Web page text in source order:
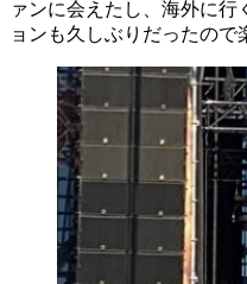
ァンに会えたし、海外に
ョンも久しぶりだったので